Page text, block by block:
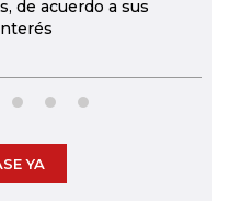
de acuerdo a sus
YA